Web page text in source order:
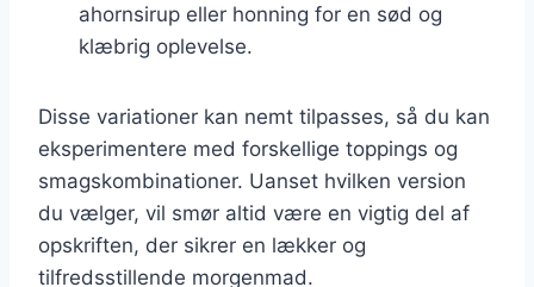
ahornsirup eller honning for en sød og
klæbrig oplevelse.
Disse variationer kan nemt tilpasses, så du kan
eksperimentere med forskellige toppings og
smagskombinationer. Uanset hvilken version
du vælger, vil smør altid være en vigtig del af
opskriften, der sikrer en lækker og
tilfredsstillende morgenmad.